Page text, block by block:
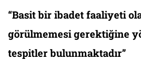
“Basit bir ibadet faaliyeti
görülmemesi gerektiğine
tespitler bulunmaktadır”